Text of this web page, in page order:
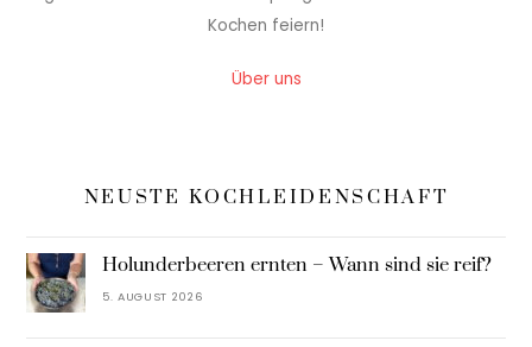
Kochen feiern!
Über uns
NEUSTE KOCHLEIDENSCHAFT
Holunderbeeren ernten – Wann sind sie reif?
5. AUGUST 2026